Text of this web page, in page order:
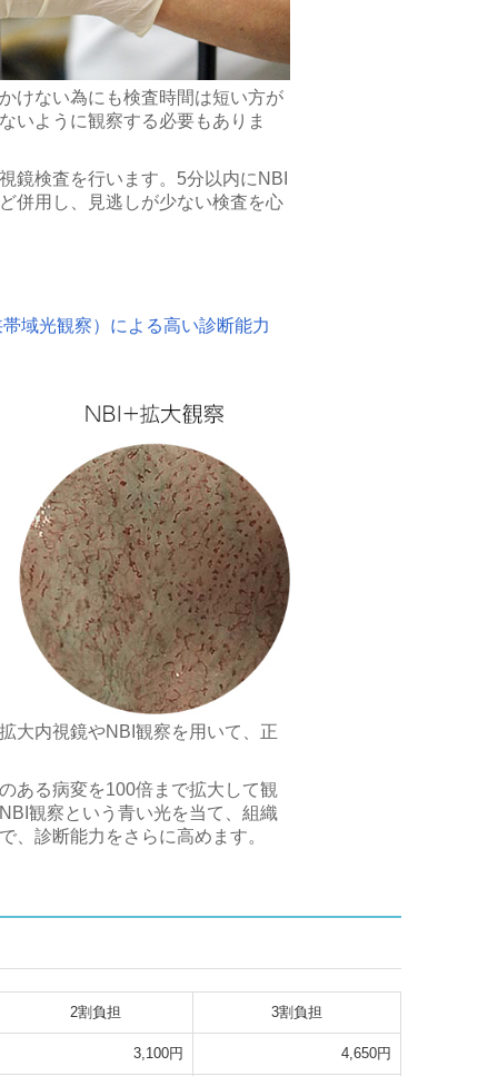
けない為にも検査時間は短い方が
いように観察する必要もありま
鏡検査を行います。5分以内にNBI
併用し、見逃しが少ない検査を心
域光観察）による高い診断能力
大内視鏡やNBI観察を用いて、正
ある病変を100倍まで拡大して観
観察という青い光を当て、組織
、診断能力をさらに高めます。
2割負担 3割負担
3,100円 4,650円